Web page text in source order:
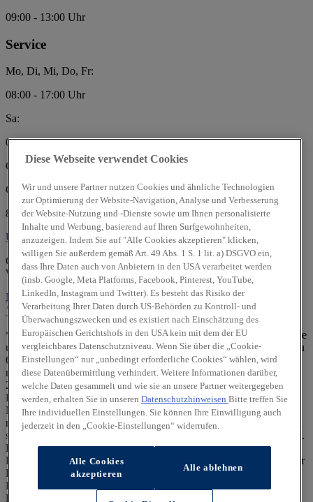
09:00 - 13:00 Uhr
Service
Mo, Di, Mi, Do, Fr:
08:00 - 17:00 Uhr
Sa:
09:00 - 13:00 Uhr
Oswald Automobile GmbH
Gerner Allee 2
84307 Eggenfelden
Über unsÜber uns
Geprüfte Gebrauchtwagen:
Wir sind offiziellerHyundai PromisePartner.
Mehr erfahren
Standort
Kontakt 08721/781870Anrufen
Unser Team
** Die staatl. Förderung ist für rein batterieelektrische Neufahrzeuge
und bestimmte Plug-in-Hybrid-Neufahrzeuge (CO₂-Emission bis zu
60 g CO₂/km (Typgenehmigungswert) oder elektrische Reichweite
mind. 80 km) der EU-Fahrzeugklasse M1, die ab dem 1. Januar
2026 erstmals in Deutschland zugelassen werden, für
Privatpersonen möglich und setzt eine Mindesthaltedauer von 36
Monaten voraus. Berechtigung zur Förderung und Höhe derselben
richten sich nach dem zu versteuernden Haushaltsjahreseinkommen
sowie der Anzahl der im Haushalt lebenden Kinder unter 18 Jahren.
Die Förderung muss spätestens 1 Jahr nach Zulassung des
Fahrzeugs beantragt werden. Kein Rechtsanspruch. Auszahlung der
Förderung nach Qualifizierung gemäß Richtlinien und positivem
Bescheid eines von Ihnen gestellten Antrags im staatlichen Online-
Portal. Mehr Details dazu unter:
Diese Webseite verwendet Cookies
Wir und unsere Partner nutzen Cookies und ähnliche Technologien
zur Optimierung der Website-Navigation, Analyse und Verbesserung
der Website-Nutzung und -Dienste sowie um Ihnen personalisierte
Inhalte und Werbung, basierend auf Ihren Surfgewohnheiten,
anzuzeigen. Indem Sie auf "Alle Cookies akzeptieren" klicken,
willigen Sie außerdem gemäß Art. 49 Abs. 1 S. 1 lit. a) DSGVO ein,
dass Ihre Daten auch von Anbietern in den USA verarbeitet werden
(insb. Google, Meta Platforms, Facebook, Pinterest, YouTube,
LinkedIn, Instagram und Twitter). Es besteht das Risiko der
Verarbeitung Ihrer Daten durch US-Behörden zu Kontroll- und
Überwachungszwecken und es existiert nach Einschätzung des
Europäischen Gerichtshofs in den USA kein mit dem der EU
vergleichbares Datenschutzniveau. Wenn Sie über die „Cookie-
Einstellungen“ nur „unbedingt erforderliche Cookies“ wählen, wird
diese Datenübermittlung verhindert. Weitere Informationen darüber,
welche Daten gesammelt und wie sie an unsere Partner weitergegeben
werden, erhalten Sie in unseren Datenschutzhinweisen Bitte treffen Sie
Ihre individuellen Einstellungen. Sie können Ihre Einwilligung auch
jederzeit in den „Cookie-Einstellungen“ widerrufen.
Alle Cookies
akzeptieren
Alle ablehnen